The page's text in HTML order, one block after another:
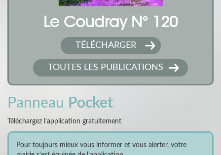
Le Coudray N° 120
TÉLÉCHARGER
TOUTES LES PUBLICATIONS
Panneau Pocket
Téléchargez l'application gratuitement
Pour toujours mieux vous informer et vous alerter, votre